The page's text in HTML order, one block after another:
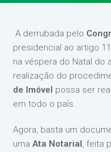
A derrubada pelo
presidencial ao artigo
na véspera do Natal do
realização do
de Imóvel possa ser
em todo o país.
Agora, basta um
umaAta Notarial, feita